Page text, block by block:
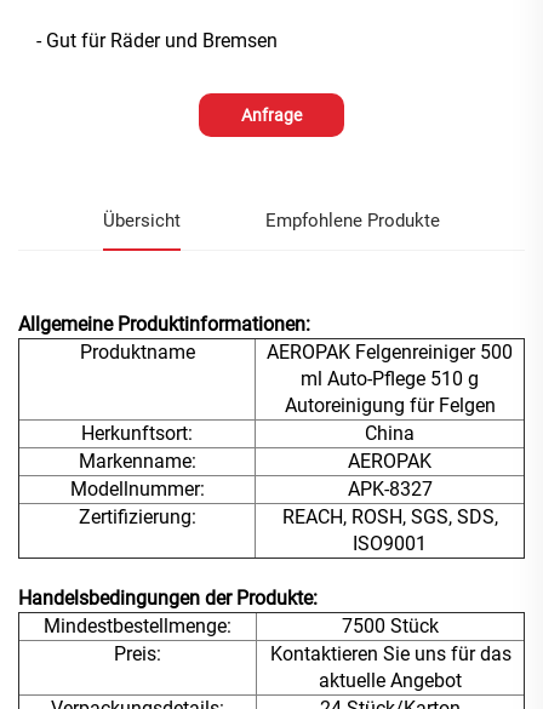
- Gut für Räder und Bremsen
Anfrage
Übersicht Empfohlene Produkte
Allgemeine Produktinformationen:
Produktname
AEROPAK Felgenreiniger 500
ml Auto-Pflege 510 g
Autoreinigung für Felgen
Herkunftsort:
China
Markenname:
AEROPAK
Modellnummer:
APK-8327
Zertifizierung:
REACH, ROSH, SGS, SDS,
ISO9001
Handelsbedingungen der Produkte:
Mindestbestellmenge:
7500 Stück
Preis:
Kontaktieren Sie uns für das
aktuelle Angebot